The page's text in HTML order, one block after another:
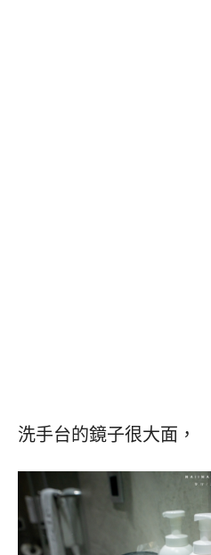
洗手台的鏡子很大面，